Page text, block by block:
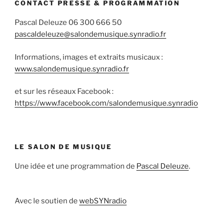
CONTACT PRESSE & PROGRAMMATION
Pascal Deleuze 06 300 666 50
pascaldeleuze@salondemusique.synradio.fr
Informations, images et extraits musicaux :
www.salondemusique.synradio.fr
et sur les réseaux Facebook :
https://www.facebook.com/salondemusique.synradio
LE SALON DE MUSIQUE
Une idée et une programmation de Pascal Deleuze.
Avec le soutien de webSYNradio